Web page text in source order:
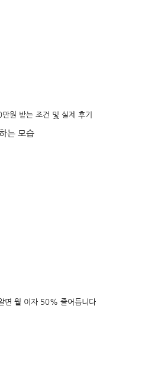
원 받는 조건 및 실제 후기
면 월 이자 50% 줄어듭니다